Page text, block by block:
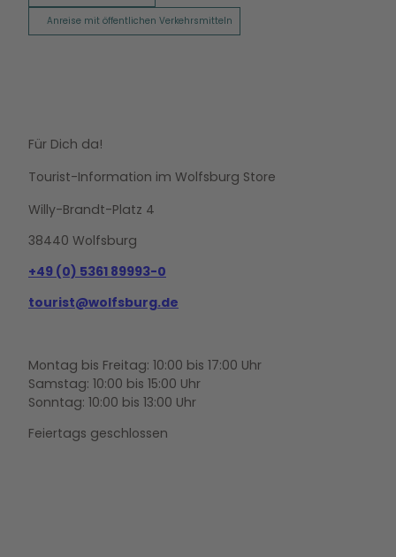
Anreise mit öffentlichen Verkehrsmitteln
Für Dich da!
Tourist-Information im Wolfsburg Store
Willy-Brandt-Platz 4
38440 Wolfsburg
+49 (0) 5361 89993-0
tourist@wolfsburg.de
Montag bis Freitag: 10:00 bis 17:00 Uhr
Samstag: 10:00 bis 15:00 Uhr
Sonntag: 10:00 bis 13:00 Uhr
Feiertags geschlossen